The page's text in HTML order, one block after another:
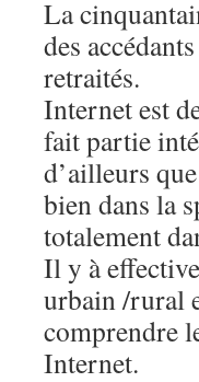
La
des
retraités.
Internet est
fait partie
d’ailleurs
bien dans la
totalement
Il y à
urbain /rural
comprendre
Internet.